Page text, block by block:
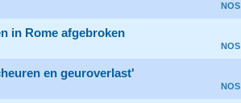
NOS
in Rome afgebroken
NOS
en geuroverlast'
NOS